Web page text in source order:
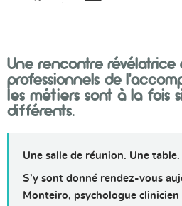
Une rencontre révélatrice
professionnels de
les métiers sont à la fois
différents.
Une salle de réunion. Une table.
S’y sont donné rendez-vous
Monteiro, psychologue clinicien